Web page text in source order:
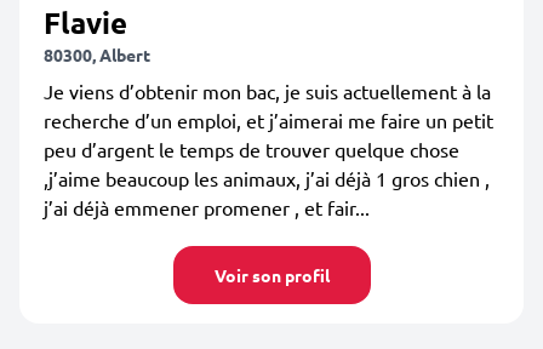
Flavie
80300, Albert
Je viens d’obtenir mon bac, je suis actuellement à la
recherche d’un emploi, et j’aimerai me faire un petit
peu d’argent le temps de trouver quelque chose
,j’aime beaucoup les animaux, j’ai déjà 1 gros chien ,
j’ai déjà emmener promener , et fair...
Voir son profil